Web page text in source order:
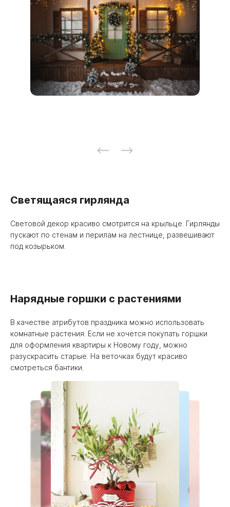
Светящаяся гирлянда
Световой декор красиво смотрится на крыльце. Гирлянды
пускают по стенам и перилам на лестнице, развешивают
под козырьком.
Нарядные горшки с растениями
В качестве атрибутов праздника можно использовать
комнатные растения. Если не хочется покупать горшки
для оформления квартиры к Новому году, можно
разускрасить старые. На веточках будут красиво
смотреться бантики.